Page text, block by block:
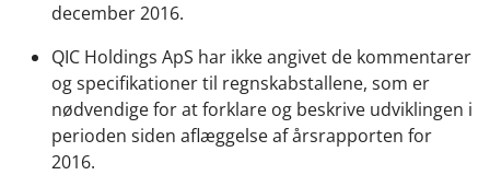
december 2016.
QIC Holdings ApS har ikke angivet de kommentarer
og specifikationer til regnskabstallene, som er
nødvendige for at forklare og beskrive udviklingen i
perioden siden aflæggelse af årsrapporten for
2016.